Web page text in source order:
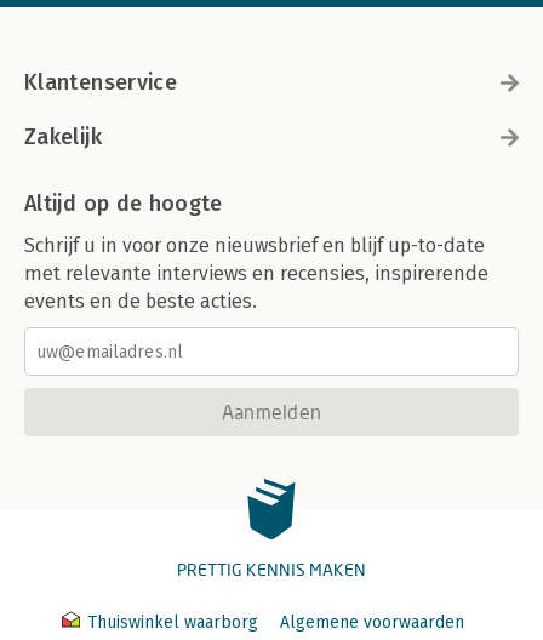
Klantenservice
Zakelijk
Altijd op de hoogte
Schrijf u in voor onze nieuwsbrief en blijf up-to-date
met relevante interviews en recensies, inspirerende
events en de beste acties.
Aanmelden
PRETTIG KENNIS MAKEN
Thuiswinkel waarborg Algemene voorwaarden